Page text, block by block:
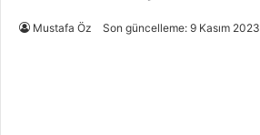
Mustafa Öz Son güncelleme: 9 Kasım 2023